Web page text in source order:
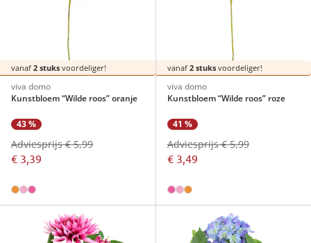
vanaf 2 stuks voordeliger!
viva domo
Kunstbloem “Wilde roos” oranje
43 %
€ 3,39
Adviesprijs € 5,99
vanaf 2 stuksvoordeliger!
viva domo
Kunstbloem “Wilde roos” roze
41 %
€ 3,49
Adviesprijs € 5,99